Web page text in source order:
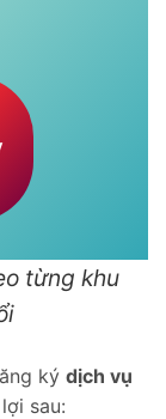
từng khu
ký dịch vụ
sau: